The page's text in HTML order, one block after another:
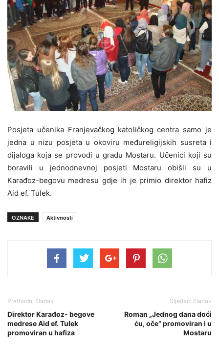
Posjeta učenika Franjevačkog katoličkog centra samo je
jedna u nizu posjeta u okoviru međureligijskih susreta i
dijaloga koja se provodi u gradu Mostaru. Učenici koji su
boravili u jednodnevnoj posjeti Mostaru obišli su u
Karađoz-begovu medresu gdje ih je primio direktor hafiz
Aid ef. Tulek.
OZNAKE Aktivnosti
Prethodni članak
Direktor Karađoz- begove
medrese Aid ef. Tulek
promoviran u hafiza
Sljedeći članak
Roman „Jednog dana doći
ću, oče“ promoviran i u
Mostaru